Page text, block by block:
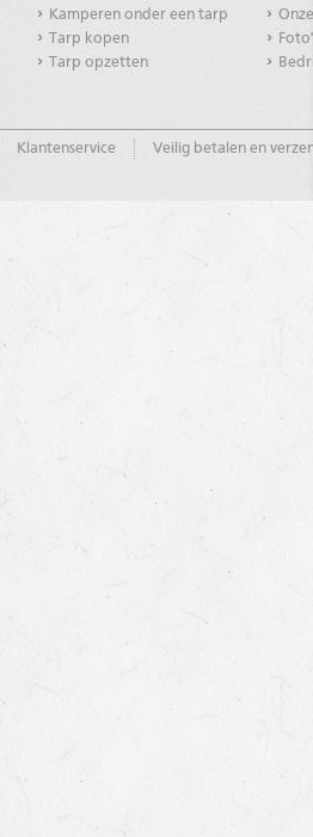
Kamperen onder een tarp
Tarp kopen
Tarp opzetten
Klantenservice Veilig betalen en